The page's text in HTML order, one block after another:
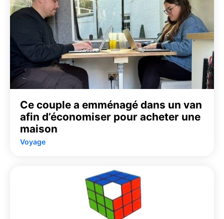
Ce couple a emménagé dans un van
afin d’économiser pour acheter une
maison
Voyage